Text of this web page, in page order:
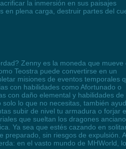
la inmersión en sus paisajes
en plena carga, destruir partes del
Zenny es la moneda que mueve
Teostra puede convertirse en un
misiones de eventos temporales
con habilidades como Afortunado o
con daño elemental y habilidades de
lo que no necesitas, también
subir de nivel tu armadura o forjar
que sueltan los dragones
Ya sea que estés cazando en
preparado, sin riesgos de expulsión.
en el vasto mundo de MHWorld,